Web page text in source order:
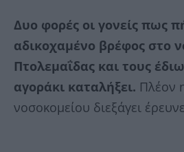
Δυο φορές οι γονείς πως
αδικοχαμένο βρέφος στο
Πτολεμαΐδας και τους
αγοράκι καταλήξει. Πλέον
νοσοκομείου διεξάγει